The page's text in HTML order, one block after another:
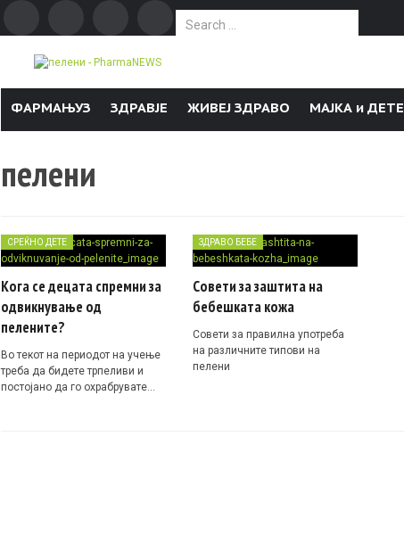
Search for:
ФАРМАЊУЗ ЗДРАВЈЕ ЖИВЕЈ ЗДРАВО МАЈКА и ДЕТЕ
пелени
СРЕЌНО ДЕТЕ
Кога се децата спремни за
одвикнување од
пелените?
Во текот на периодот на учење
треба да бидете трпеливи и
постојано да го охрабрувате…
ЗДРАВО БЕБЕ
Совети за заштита на
бебешката кожа
Совети за правилна употреба
на различните типови на
пелени